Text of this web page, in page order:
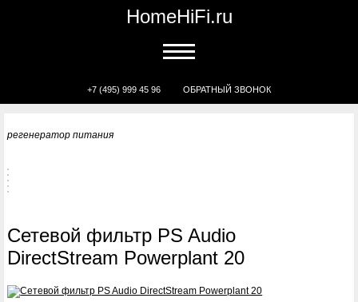
HomeHiFi.ru
+7 (495) 999 45 96 ОБРАТНЫЙ ЗВОНОК
регенератор питания
Сетевой фильтр PS Audio
DirectStream Powerplant 20